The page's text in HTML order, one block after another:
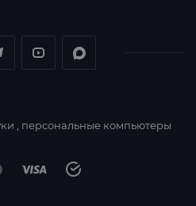
, персональные компьютеры